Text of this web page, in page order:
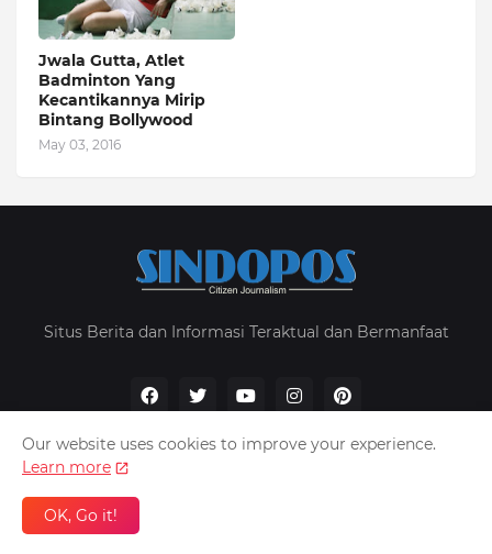
Jwala Gutta, Atlet
Badminton Yang
Kecantikannya Mirip
Bintang Bollywood
May 03, 2016
Situs Berita dan Informasi Teraktual dan Bermanfaat
Home About Us
Our website uses cookies to improve your experience.
Learn more
OK, Go it!